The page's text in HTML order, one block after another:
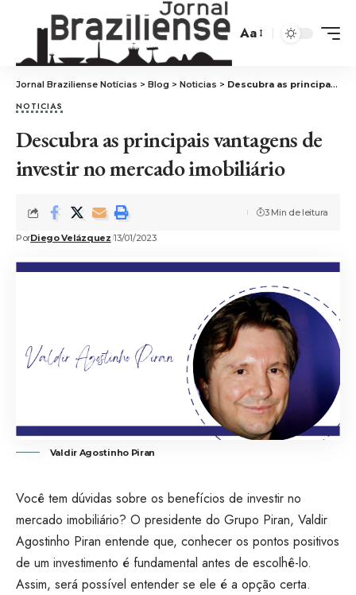
Aa
Jornal Braziliense Notícias > Blog > Noticias > Descubra as principais vantagens de investir no mercado imobiliário
NOTICIAS
Descubra as principais vantagens de
investir no mercado imobiliário
PorDiego Velázquez 13/01/2023
3 Min de leitura
Valdir Agostinho Piran
Você tem dúvidas sobre os benefícios de investir no
mercado imobiliário? O presidente do Grupo Piran, Valdir
Agostinho Piran entende que, conhecer os pontos positivos
de um investimento é fundamental antes de escolhê-lo.
Assim, será possível entender se ele é a opção certa.